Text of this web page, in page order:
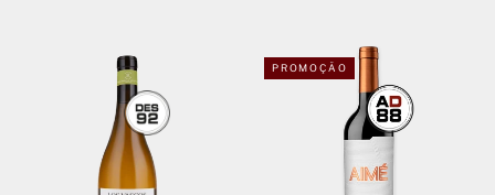
PROMOÇÃO